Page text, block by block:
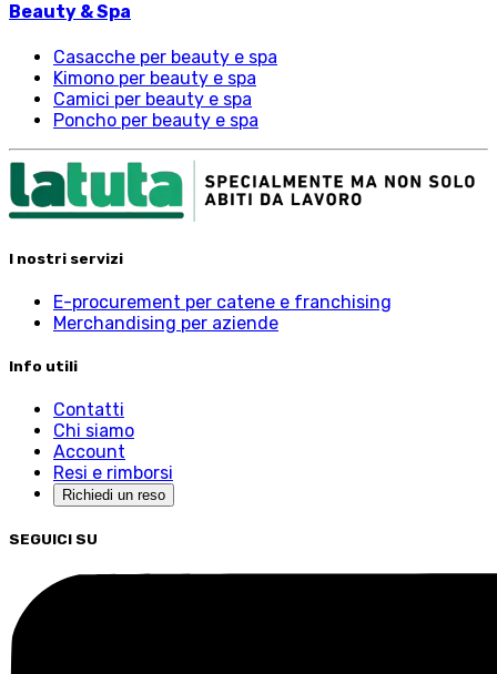
Beauty & Spa
Casacche per beauty e spa
Kimono per beauty e spa
Camici per beauty e spa
Poncho per beauty e spa
I nostri servizi
E-procurement per catene e franchising
Merchandising per aziende
Info utili
Contatti
Chi siamo
Account
Resi e rimborsi
Richiedi un reso
SEGUICI SU